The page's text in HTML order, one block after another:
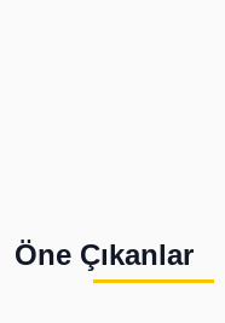
Öne Çıkanlar